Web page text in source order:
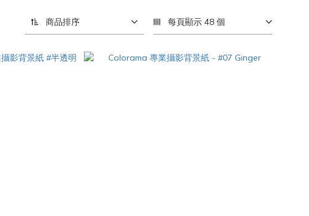
商品排序 每頁顯示 48 個